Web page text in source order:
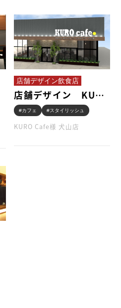
店舗デザイン飲食店
店舗デザイン KURO
Cafe様 …
#カフェ #スタイリッシュ
KURO Cafe様 犬山店